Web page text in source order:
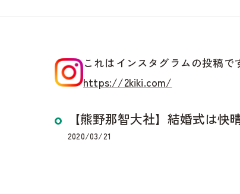
【熊野那智大社】結婚式は快
2020/03/21
これはインスタグラムの投稿で
https://2kiki.com/